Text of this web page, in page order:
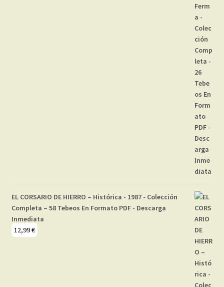
EL CORSARIO DE HIERRO – Histórica - 1987 - Colección
Completa – 58 Tebeos En Formato PDF - Descarga
Inmediata
12,99€